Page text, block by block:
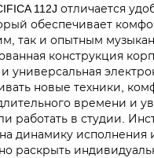
112J отличается
обеспечивает
так и опытным
конструкция
универсальная
новые техники,
времени и
работать в студии.
динамику исполнения
раскрыть